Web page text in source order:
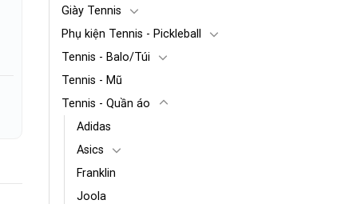
Giày Tennis
Phụ kiện Tennis - Pickleball
Tennis - Balo/Túi
Tennis - Mũ
Tennis - Quần áo
Adidas
Asics
Franklin
Joola